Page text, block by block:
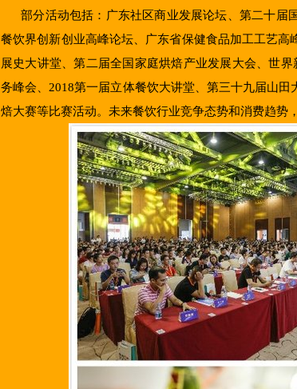
部分活动包括：广东社区商业发展论坛、第二十届
餐饮界创新创业高峰论坛、广东省保健食品加工工艺
展史大讲堂、第二届全国家庭烘焙产业发展大会、世
务峰会、2018第一届立体餐饮大讲堂、第三十九届山
焙大赛等比赛活动。未来餐饮行业竞争态势和消费趋势